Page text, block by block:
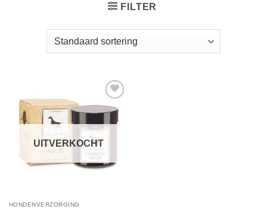
FILTER
Toevoegen
aan
verlanglijst
UITVERKOCHT
HONDENVERZORGING